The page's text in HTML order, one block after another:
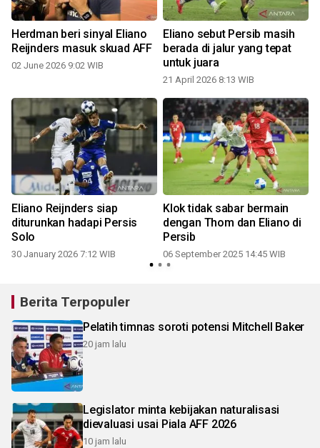
Herdman beri sinyal Eliano
Reijnders masuk skuad AFF
02 June 2026 9:02 WIB
Eliano sebut Persib masih
berada di jalur yang tepat
untuk juara
21 April 2026 8:13 WIB
Eliano Reijnders siap
diturunkan hadapi Persis
Solo
30 January 2026 7:12 WIB
Klok tidak sabar bermain
dengan Thom dan Eliano di
Persib
06 September 2025 14:45 WIB
Berita Terpopuler
Pelatih timnas soroti potensi Mitchell Baker
20 jam lalu
Legislator minta kebijakan naturalisasi
dievaluasi usai Piala AFF 2026
10 jam lalu